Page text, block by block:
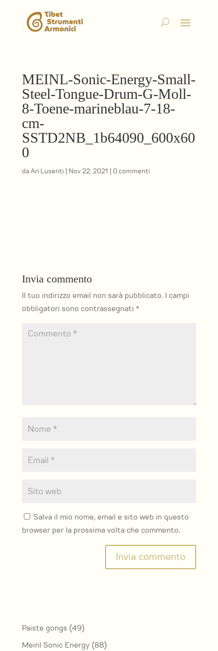
MEINL-Sonic-Energy-Small-
Steel-Tongue-Drum-G-Moll-
8-Toene-marineblau-7-18-
cm-
SSTD2NB_1b64090_600x60
0
daAri Lusenti | Nov 22, 2021 | 0 commenti
Invia commento
Il tuo indirizzo email non sarà pubblicato. I campi
obbligatori sono contrassegnati *
Salva il mio nome, email e sito web in questo
browser per la prossima volta che commento.
Paiste gongs 4949
prodotti
Meinl Sonic Energy 8888